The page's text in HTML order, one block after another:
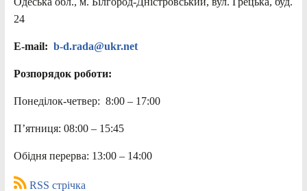
24
E-mail: b-d.rada@ukr.net
Розпорядок роботи:
Понеділок-четвер: 8:00 – 17:00
П’ятниця: 08:00 – 15:45
Обідня перерва: 13:00 – 14:00
RSS стрічка